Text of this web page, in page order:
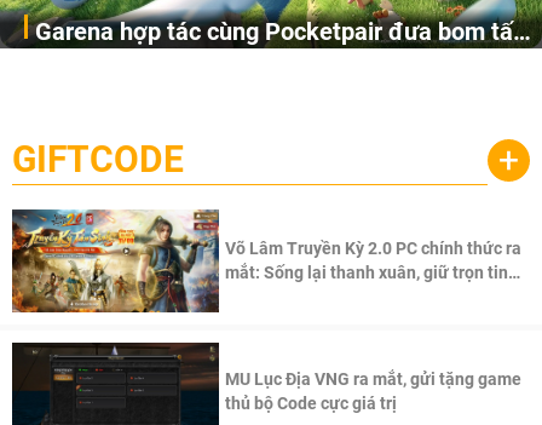
Garena hợp tác cùng Pocketpair đưa bom tấn
cầu, theo giấy phép chính thức từ công ty game Nhật Bản
Pocketpair, Inc.
GIFTCODE +
Võ Lâm Truyền Kỳ 2.0 PC chính thức ra
mắt: Sống lại thanh xuân, giữ trọn tinh
MU Lục Địa VNG ra mắt, gửi tặng game
thủ bộ Code cực giá trị